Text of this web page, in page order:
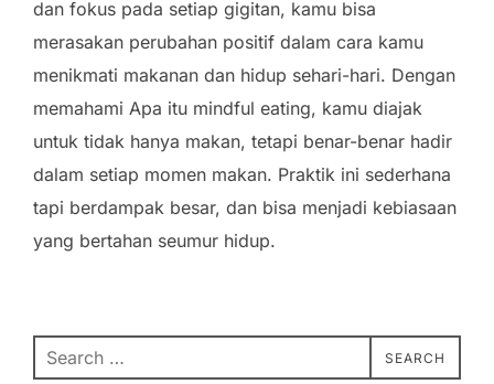
dan fokus pada setiap gigitan, kamu bisa
merasakan perubahan positif dalam cara kamu
menikmati makanan dan hidup sehari-hari. Dengan
memahami Apa itu mindful eating, kamu diajak
untuk tidak hanya makan, tetapi benar-benar hadir
dalam setiap momen makan. Praktik ini sederhana
tapi berdampak besar, dan bisa menjadi kebiasaan
yang bertahan seumur hidup.
Search
SEARCH